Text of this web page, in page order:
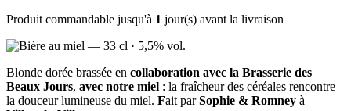
Produit commandable jusqu'à 1 jour(s) avant la livraison
Blonde dorée brassée en collaboration avec la Brasserie des
Beaux Jours, avec notre miel : la fraîcheur des céréales rencontre
la douceur lumineuse du miel. Fait parSophie & Romney à